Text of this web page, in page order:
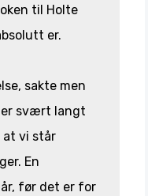
til Holte
er.
sakte men
svært langt
at vi står
En
før det er for